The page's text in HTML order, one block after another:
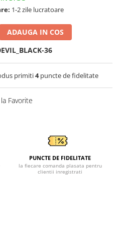
1-2 zile lucratoare
ADAUGA IN COS
36
primiti4puncte de fidelitate
Favorite
PUNCTE DE FIDELITATE
la fiecare comanda plasata pentru
clientii inregistrati